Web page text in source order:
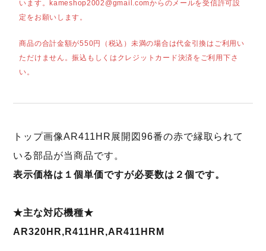
います。kameshop2002@gmail.comからのメールを受信許可設
定をお願いします。
商品の合計金額が550円（税込）未満の場合は代金引換はご利用い
ただけません。振込もしくはクレジットカード決済をご利用下さ
い。
トップ画像AR411HR展開図96番の赤で縁取られて
いる部品が当商品です。
表示価格は１個単価ですが必要数は２個です。
★主な対応機種★
AR320HR,R411HR,AR411HRM